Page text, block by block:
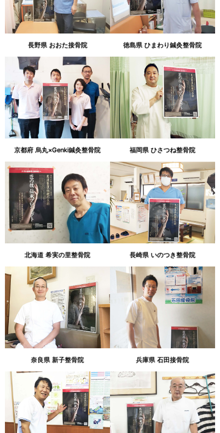
長野県 おおた接骨院 徳島県 ひまわり鍼灸整骨院
京都府 烏丸×Genki鍼灸整骨院 福岡県 ひさつね整骨院
北海道 希実の里整骨院 長崎県 いのつき整骨院
奈良県 新子整骨院 兵庫県 石田接骨院